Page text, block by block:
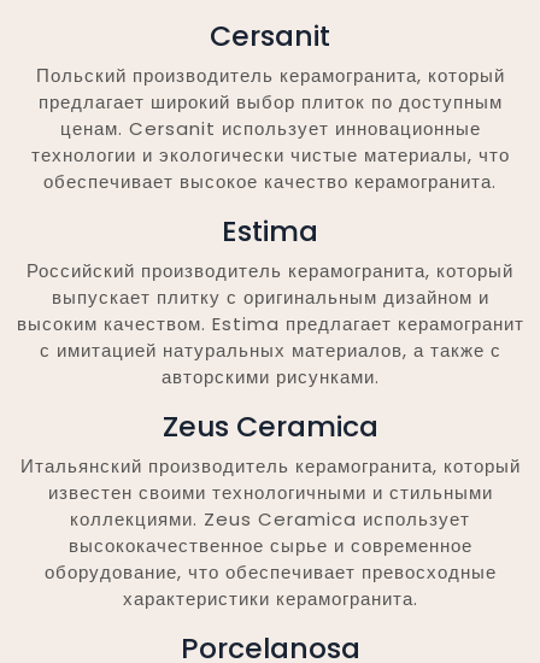
Cersanit
Польский производитель керамогранита, который
предлагает широкий выбор плиток по доступным
ценам. Cersanit использует инновационные
технологии и экологически чистые материалы, что
обеспечивает высокое качество керамогранита.
Estima
Российский производитель керамогранита, который
выпускает плитку с оригинальным дизайном и
высоким качеством. Estima предлагает керамогранит
с имитацией натуральных материалов, а также с
авторскими рисунками.
Zeus Ceramica
Итальянский производитель керамогранита, который
известен своими технологичными и стильными
коллекциями. Zeus Ceramica использует
высококачественное сырье и современное
оборудование, что обеспечивает превосходные
характеристики керамогранита.
Porcelanosa